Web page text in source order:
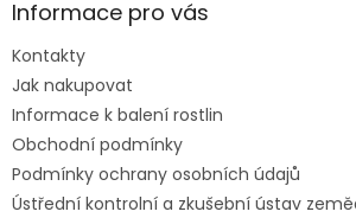
aInformace pro vás
Kontakty
Jak nakupovat
Informace k balení rostlin
Obchodní podmínky
Podmínky ochrany osobních údajů
Ústřední kontrolní a zkušební ústav